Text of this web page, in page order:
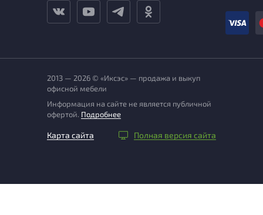
2013 — 2026 © «Иксэс» — продажа и выкуп
офисной мебели
Информация на сайте не является публичной
офертой. Подробнее
Карта сайта Полная версия сайта